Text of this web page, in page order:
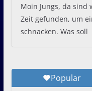
Moin Jungs, da
Zeit gefunden, um
schnacken. Was soll
Popular